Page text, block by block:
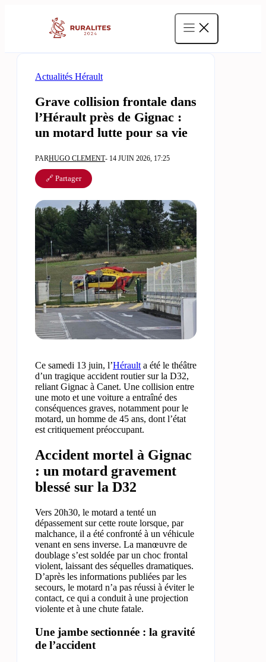
Actualités Hérault
Grave collision frontale dans
l’Hérault près de Gignac :
un motard lutte pour sa vie
PARHUGO CLEMENT- 14 JUIN 2026, 17:25
🔗 Partager
Ce samedi 13 juin, l’Hérault a été le théâtre
d’un tragique accident routier sur la D32,
reliant Gignac à Canet. Une collision entre
une moto et une voiture a entraîné des
conséquences graves, notamment pour le
motard, un homme de 45 ans, dont l’état
est critiquement préoccupant.
Accident mortel à Gignac
: un motard gravement
blessé sur la D32
Vers 20h30, le motard a tenté un
dépassement sur cette route lorsque, par
malchance, il a été confronté à un véhicule
venant en sens inverse. La manœuvre de
doublage s’est soldée par un choc frontal
violent, laissant des séquelles dramatiques.
D’après les informations publiées par les
secours, le motard n’a pas réussi à éviter le
contact, ce qui a conduit à une projection
violente et à une chute fatale.
Une jambe sectionnée : la gravité
de l’accident